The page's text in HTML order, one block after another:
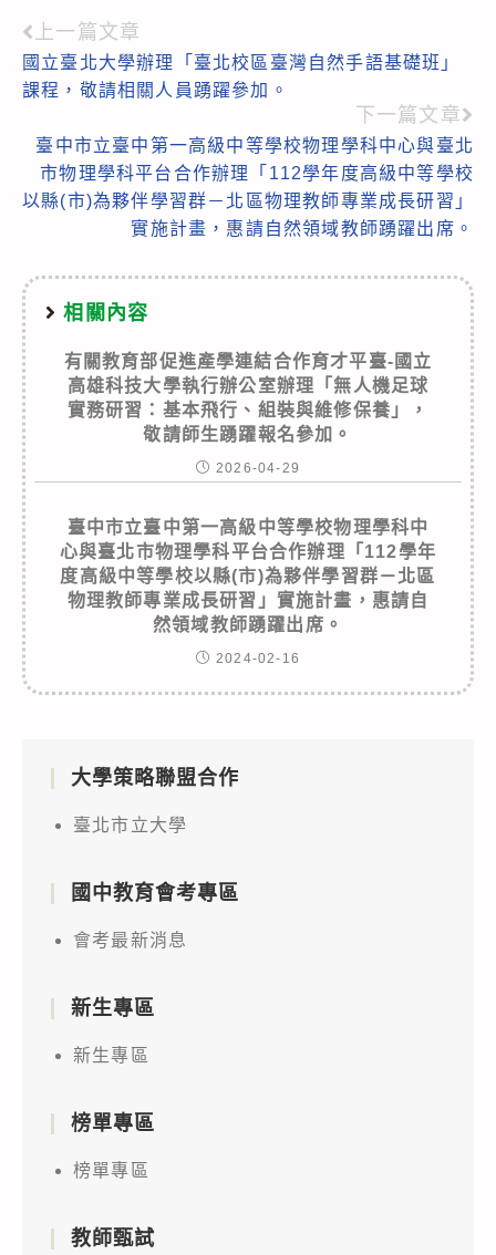
Read
more
上一篇文章
國立臺北大學辦理「臺北校區臺灣自然手語基礎班」
課程，敬請相關人員踴躍參加。
下一篇文章
臺中市立臺中第一高級中等學校物理學科中心與臺北
市物理學科平台合作辦理「112學年度高級中等學校
以縣(市)為夥伴學習群－北區物理教師專業成長研習」
實施計畫，惠請自然領域教師踴躍出席。
相關內容
有關教育部促進產學連結合作育才平臺-國立
高雄科技大學執行辦公室辦理「無人機足球
實務研習：基本飛行、組裝與維修保養」，
敬請師生踴躍報名參加。
2026-04-29
臺中市立臺中第一高級中等學校物理學科中
心與臺北市物理學科平台合作辦理「112學年
度高級中等學校以縣(市)為夥伴學習群－北區
物理教師專業成長研習」實施計畫，惠請自
然領域教師踴躍出席。
2024-02-16
大學策略聯盟合作
臺北市立大學
國中教育會考專區
會考最新消息
新生專區
新生專區
榜單專區
榜單專區
教師甄試